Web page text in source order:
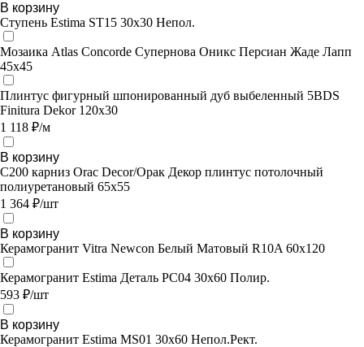
В корзину
Ступень Estima ST15 30x30 Непол.
Мозаика Atlas Concorde Супернова Оникс Персиан Жаде Лапп
45х45
Плинтус фигурный шпонированный дуб выбеленный 5BDS
Finitura Dekor 120x30
1 118 ₽/м
В корзину
C200 карниз Orac Decor/Орак Декор плинтус потолочный
полиуретановый 65х55
1 364 ₽/шт
В корзину
Керамогранит Vitra Newcon Белый Матовый R10A 60х120
Керамогранит Estima Деталь PC04 30x60 Полир.
593 ₽/шт
В корзину
Керамогранит Estima MS01 30x60 Непол.Рект.